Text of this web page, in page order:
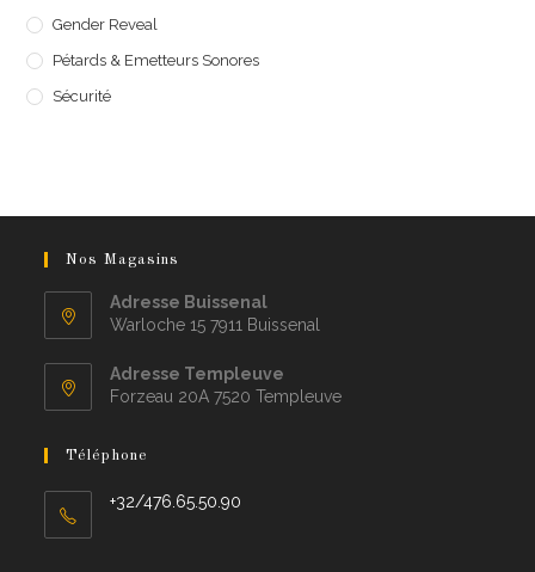
Gender Reveal
Pétards & Emetteurs Sonores
Sécurité
Nos Magasins
Adresse Buissenal
Warloche 15 7911 Buissenal
Adresse Templeuve
Forzeau 20A 7520 Templeuve
Téléphone
+32/476.65.50.90